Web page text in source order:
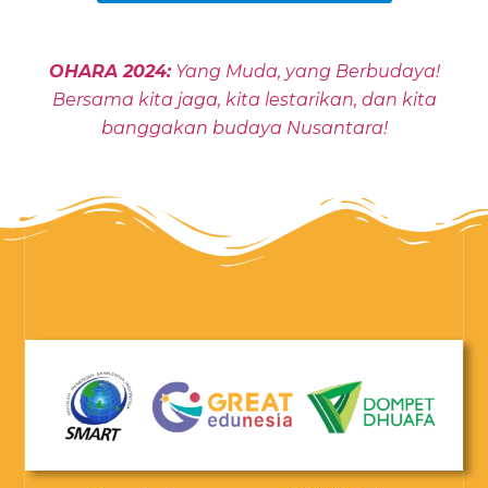
OHARA 2024:Yang Muda, yang Berbudaya!
Bersama kita jaga, kita lestarikan, dan kita
banggakan budaya Nusantara!